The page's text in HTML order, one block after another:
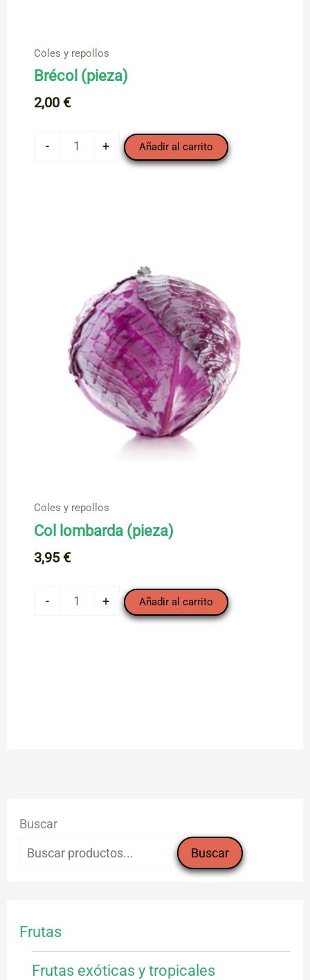
Buscar
Buscar
Frutas
Frutas exóticas y tropicales
Coles y repollos
Brécol (pieza)
2,00 €
- + Añadir al carrito
Coles y repollos
Col lombarda (pieza)
3,95 €
- + Añadir al carrito